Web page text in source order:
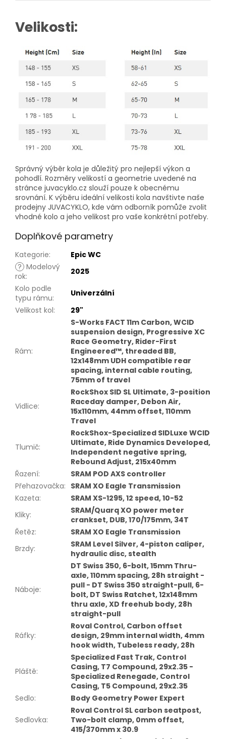
Velikosti:
Správný výběr kola je důležitý pro nejlepší výkon a
pohodlí. Rozměry velikostí a geometrie uvedené na
stránce juvacyklo.cz slouží pouze k obecnému
srovnání. K výběru ideální velikosti kola navštivte naše
prodejny JUVACYKLO, kde vám odborník pomůže zvolit
vhodné kolo a jeho velikost pro vaše konkrétní potřeby.
Doplňkové parametry
Kategorie:
Epic WC
? Modelový
rok:
2025
Kolo podle
typu rámu:
Univerzální
Velikost kol: 29"
Rám:
S-Works FACT 11m Carbon, WCID
suspension design, Progressive XC
Race Geometry, Rider-First
Engineered™, threaded BB,
12x148mm UDH compatible rear
spacing, internal cable routing,
75mm of travel
Vidlice:
RockShox SID SL Ultimate, 3-position
Raceday damper, Debon Air,
15x110mm, 44mm offset, 110mm
Travel
Tlumič:
RockShox-Specialized SIDLuxe WCID
Ultimate, Ride Dynamics Developed,
Independent negative spring,
Rebound Adjust, 215x40mm
Řazení:
SRAM POD AXS controller
Přehazovačka: SRAM XO Eagle Transmission
Kazeta:
SRAM XS-1295, 12 speed, 10-52
Kliky:
SRAM/Quarq XO power meter
crankset, DUB, 170/175mm, 34T
Řetěz:
SRAM XO Eagle Transmission
Brzdy:
SRAM Level Silver, 4-piston caliper,
hydraulic disc, stealth
Náboje:
DT Swiss 350, 6-bolt, 15mm Thru-
axle, 110mm spacing, 28h straight -
pull - DT Swiss 350 straight-pull, 6-
bolt, DT Swiss Ratchet, 12x148mm
thru axle, XD freehub body, 28h
straight-pull
Ráfky:
Roval Control, Carbon offset
design, 29mm internal width, 4mm
hook width, Tubeless ready, 28h
Pláště:
Specialized Fast Trak, Control
Casing, T7 Compound, 29x2.35 -
Specialized Renegade, Control
Casing, T5 Compound, 29x2.35
Sedlo: Body Geometry Power Expert
Sedlovka:
Roval Control SL carbon seatpost,
Two-bolt clamp, 0mm offset,
415/370mm x 30.9